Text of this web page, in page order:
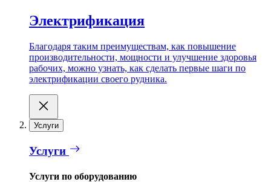
Электрификация
Благодаря таким преимуществам, как повышение
производительности, мощности и улучшение здоровья
рабочих, можно узнать, как сделать первые шаги по
электрификации своего рудника.
Услуги
Услуги
Услуги по оборудованию